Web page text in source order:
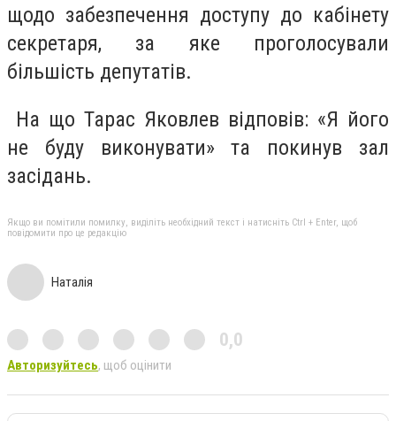
щодо забезпечення доступу до кабінету
секретаря, за яке проголосували
більшість депутатів.
На що Тарас Яковлев відповів: «Я його
не буду виконувати» та покинув зал
засідань.
Якщо ви помітили помилку, виділіть необхідний текст і натисніть Ctrl + Enter, щоб
повідомити про це редакцію
Наталія
0,0
Авторизуйтесь, щоб оцінити